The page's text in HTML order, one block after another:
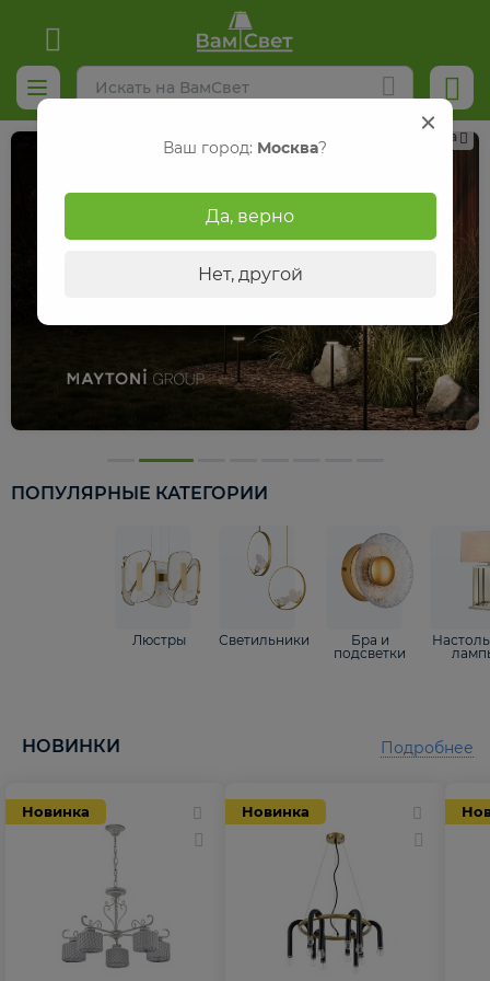
Реклама
ПОПУЛЯРНЫЕ КАТЕГОРИИ
Люстры Светильники
Бра и
подсветки
НОВИНКИ
Новинка Новинка
Подробнее
Ваш город: Москва?
Да, верно
Нет, другой